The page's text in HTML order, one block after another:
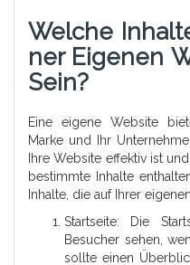
Welche
Ner Eigenen
Sein?
Eine eigene Website
Marke und Ihr
Ihre Website effektiv ist
bestimmte Inhalte
Inhalte, die auf Ihrer
Startseite: Die
Besucher sehen,
sollte einen